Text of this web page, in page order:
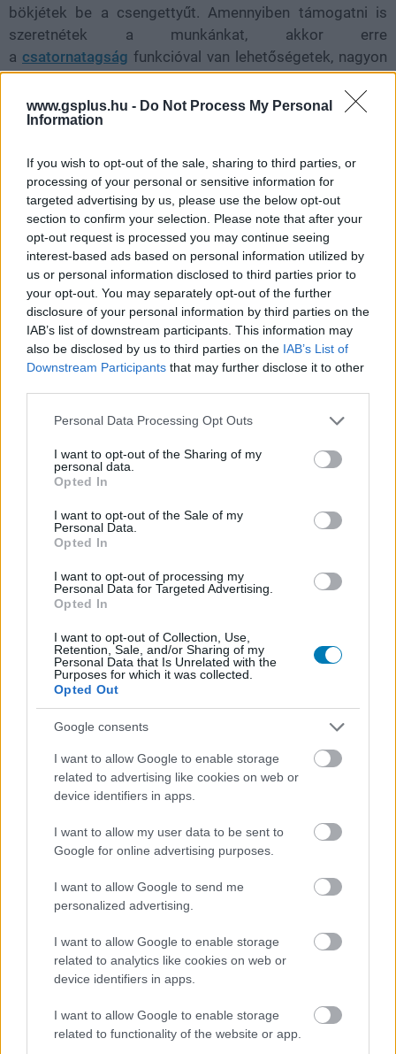
www.gsplus.hu - Do Not Process My Personal
Information
If you wish to opt-out of the sale, sharing to third parties, or
processing of your personal or sensitive information for
targeted advertising by us, please use the below opt-out
section to confirm your selection. Please note that after your
opt-out request is processed you may continue seeing
interest-based ads based on personal information utilized by
us or personal information disclosed to third parties prior to
your opt-out. You may separately opt-out of the further
disclosure of your personal information by third parties on the
IAB’s list of downstream participants. This information may
also be disclosed by us to third parties on the IAB’s List of
Downstream Participants that may further disclose it to other
Please note that this website/app uses one or more Google
not limited to your visit or usage behaviour. You may click to
grant or deny consent to Google and its third-party tags to
use your data for below specified purposes in below Google
consent section.
Personal Data Processing Opt Outs
I want to opt-out of the Sharing of my
personal data.
Opted In
I want to opt-out of the Sale of my
Personal Data.
Opted In
I want to opt-out of processing my
Personal Data for Targeted Advertising.
Opted In
I want to opt-out of Collection, Use,
Retention, Sale, and/or Sharing of my
Personal Data that Is Unrelated with the
Purposes for which it was collected.
Opted Out
Google consents
I want to allow Google to enable storage
related to advertising like cookies on web or
device identifiers in apps.
I want to allow my user data to be sent to
Google for online advertising purposes.
I want to allow Google to send me
personalized advertising.
I want to allow Google to enable storage
related to analytics like cookies on web or
device identifiers in apps.
I want to allow Google to enable storage
related to functionality of the website or app.
bökjétek be a csengettyűt. Amennyiben támogatni is
szeretnétek a munkánkat, akkor erre
a csatornatagság funkcióval van lehetőségetek, nagyon
szépen köszönünk minden támogatást!
hangulata – Jön a második forduló! (X)
Július végén folytatódik a balatoni strandröplabda-
sorozat.
Címkék: #gstv #twitch #toplista #xqc
#asmongold
#tarik
#loltyler1 #iitztimmy #summit1g
#lirik
#shroud
#fextralife #sodapoppin #hasanabi
Folytatást kaphat az Üvegtigris,
jöhet a negyedik rész?
Csirke|2022 május 17. 13:30
Legalábbis erre utal a Rókát alakító Gáspár
Sándor nyilatkozata.
Unmute Loaded:
21.02%
Ha két kultikus magyar filmszériát kellene kapásból
mondani, akkor valószínűleg a legtöbben a Valami
évek során mindkét széria trilógiává bővült, az Üvegtigris
3-at 2010 decemberében mutatták be. Lassan 12 éve
várnak tehát már a rajongók az esetleges folytatásra, de
könnyen lehet, hogy hamarosan ez tényleg
megvalósulhat.